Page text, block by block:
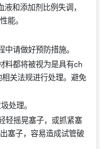
和添加剂比例失调，
能。
请做好预防措施。
料都将被视为是具有ch
关法规进行处理。避免
处理。
轻摇晃塞子，或抓紧塞
塞子，容易造成试管破